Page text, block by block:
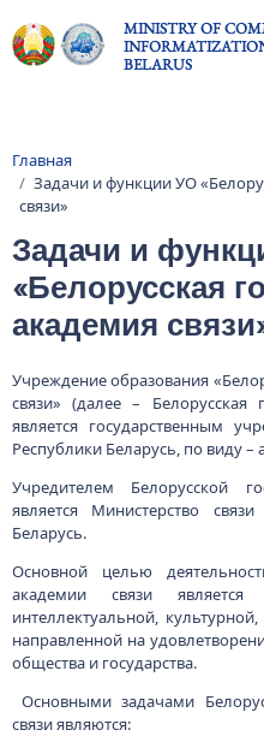
MINISTRY OF
BELARUS
Breadcrumb
Главная
Задачи и функции УО
связи»
Задачи и
«Белорусская
академия
Учреждение образования
связи» (далее – Белорусская
является государственным
Республики Беларусь, по виду –
Учредителем Белорусской
является Министерство
Беларусь.
Основной целью
академии связи является
интеллектуальной,
направленной на
общества и государства.
Основными задачами
связи являются: